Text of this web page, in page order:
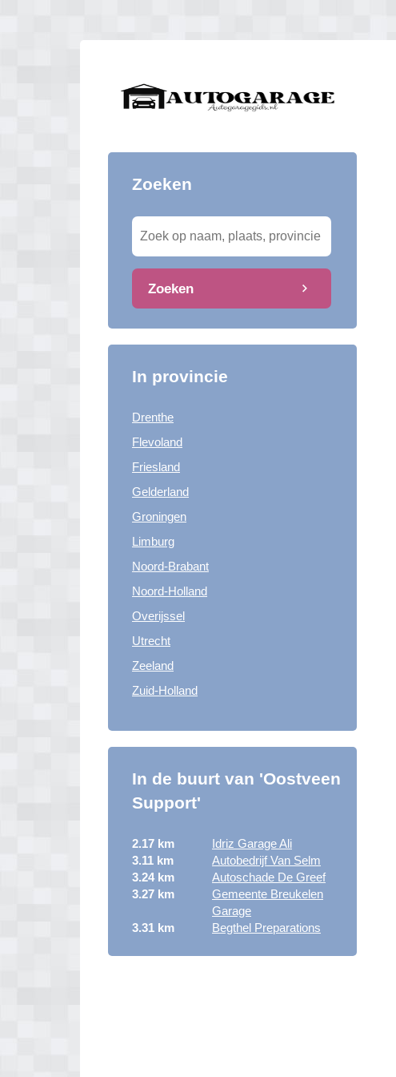
Zoeken
Zoeken
In provincie
Drenthe
Flevoland
Friesland
Gelderland
Groningen
Limburg
Noord-Brabant
Noord-Holland
Overijssel
Utrecht
Zeeland
Zuid-Holland
In de buurt van 'Oostveen
Support'
2.17 km
Idriz Garage Ali
3.11 km
Autobedrijf Van Selm
3.24 km
Autoschade De Greef
3.27 km
Gemeente Breukelen
Garage
3.31 km
Begthel Preparations